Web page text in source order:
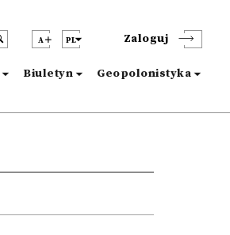
A PL Zaloguj
Biuletyn Geopolonistyka